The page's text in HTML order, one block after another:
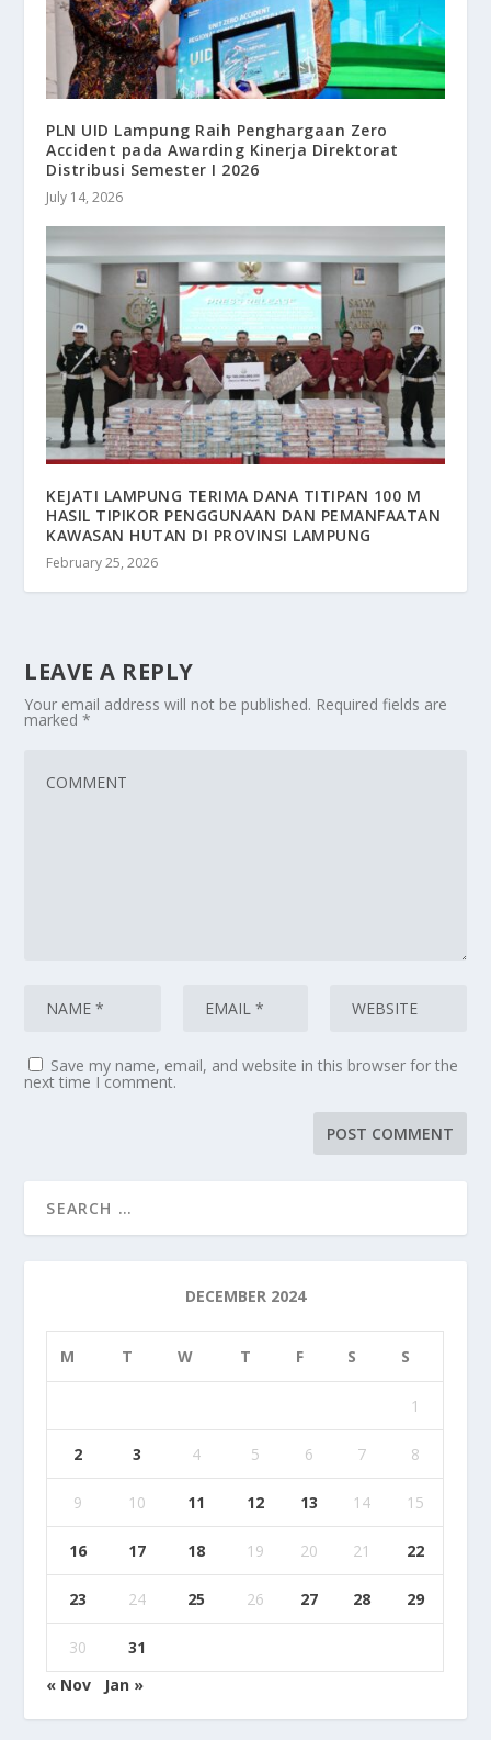
PLN UID Lampung Raih Penghargaan Zero
Accident pada Awarding Kinerja Direktorat
Distribusi Semester I 2026
July 14, 2026
KEJATI LAMPUNG TERIMA DANA TITIPAN 100 M
HASIL TIPIKOR PENGGUNAAN DAN PEMANFAATAN
KAWASAN HUTAN DI PROVINSI LAMPUNG
February 25, 2026
LEAVE A REPLY
Your email address will not be published. Required fields are
marked*
Save my name, email, and website in this browser for the
next time I comment.
DECEMBER 2024
M T W T F S S
1
2 3 4 5 6 7 8
9 10 11 12 13 14 15
16 17 18 19 20 21 22
23 24 25 26 27 28 29
30
31
« Nov
Jan »